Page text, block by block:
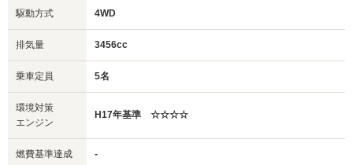
駆動方式 4WD
排気量 3456cc
乗車定員 5名
環境対策
エンジン
H17年基準 ☆☆☆☆
燃費基準達成 -